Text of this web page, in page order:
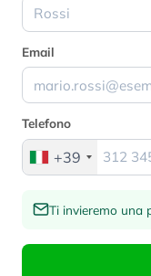
Email
Telefono
+39
Ti invieremo una